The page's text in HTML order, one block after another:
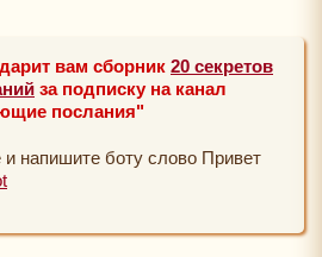
вам сборник 20 секретов
за подписку на канал
послания"
и напишите боту слово Привет